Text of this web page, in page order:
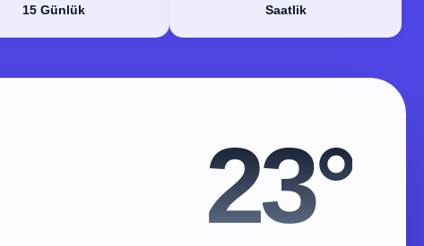
15 Günlük Saatlik
23°